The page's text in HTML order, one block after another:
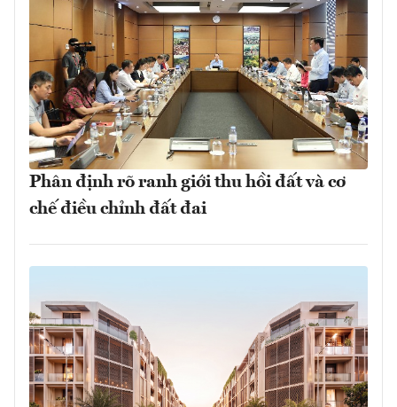
Phân định rõ ranh giới thu hồi đất và cơ
chế điều chỉnh đất đai